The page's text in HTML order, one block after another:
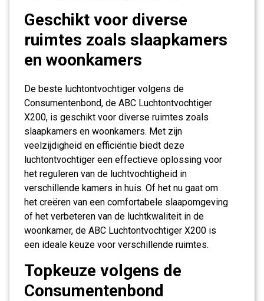
Geschikt voor diverse
ruimtes zoals slaapkamers
en woonkamers
De beste luchtontvochtiger volgens de
Consumentenbond, de ABC Luchtontvochtiger
X200, is geschikt voor diverse ruimtes zoals
slaapkamers en woonkamers. Met zijn
veelzijdigheid en efficiëntie biedt deze
luchtontvochtiger een effectieve oplossing voor
het reguleren van de luchtvochtigheid in
verschillende kamers in huis. Of het nu gaat om
het creëren van een comfortabele slaapomgeving
of het verbeteren van de luchtkwaliteit in de
woonkamer, de ABC Luchtontvochtiger X200 is
een ideale keuze voor verschillende ruimtes.
Topkeuze volgens de
Consumentenbond